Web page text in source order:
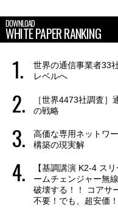
DOWNLOAD
WHITE PAPER RANKING
世界の通信事業者33
レベルへ
［世界4473社調査
の戦略
高価な専用ネットワ
構築の現実解
【基調講演 K2-4 ス
ームチェンジャー無
破壊する！！ コアサ
不要！でも、超安価